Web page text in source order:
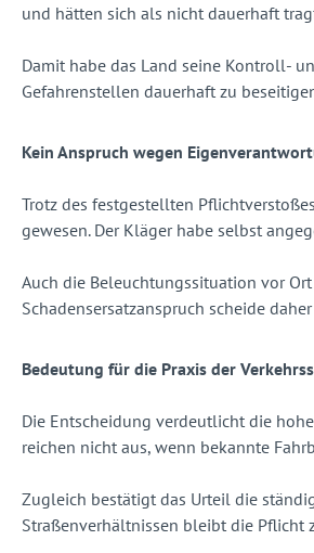
und hätten sich als nicht dauerhaft
Damit habe das Land seine Kontroll-
Gefahrenstellen dauerhaft zu
Kein Anspruch wegen
Trotz des festgestellten
gewesen. Der Kläger habe selbst
Auch die Beleuchtungssituation vor
Schadensersatzanspruch scheide
Bedeutung für die Praxis der
Die Entscheidung verdeutlicht die
reichen nicht aus, wenn bekannte
Zugleich bestätigt das Urteil die
Straßenverhältnissen bleibt die Pflicht